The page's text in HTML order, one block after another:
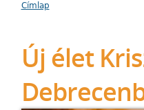
Jelenlegi hely
Címlap
Új élet